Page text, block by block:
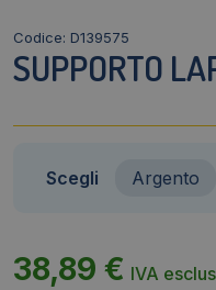
Codice: D139575
SUPPORTO
Scegli Argento
38,89 € IVA